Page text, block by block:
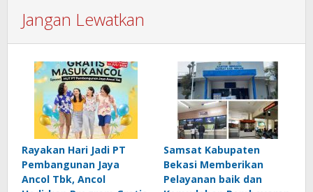
Jangan Lewatkan
Rayakan Hari Jadi PT
Pembangunan Jaya
Ancol Tbk, Ancol
Samsat Kabupaten
Bekasi Memberikan
Pelayanan baik dan